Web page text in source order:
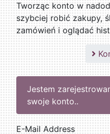
Tworząc konto w
szybciej robić zakupy,
zamówień i oglądać
Jestem
swoje konto..
E-Mail Address